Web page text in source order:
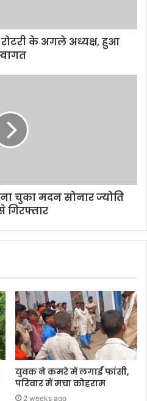
के अगले अध्यक्ष, हुआ
चुका मदन सोनार ज्योति
गिरफ्तार
युवक ने कमरे में लगाईं फांसी,
परिवार में मचा कोहराम
2 weeks ago